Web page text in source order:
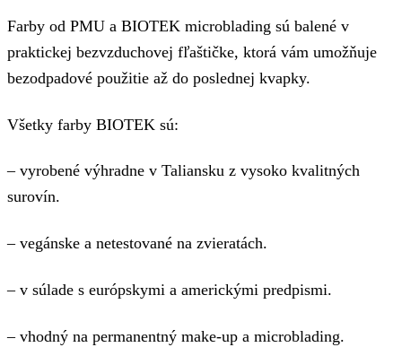
Farby od PMU a BIOTEK microblading sú balené v
praktickej bezvzduchovej fľaštičke, ktorá vám umožňuje
bezodpadové použitie až do poslednej kvapky.
Všetky farby BIOTEK sú:
– vyrobené výhradne v Taliansku z vysoko kvalitných
surovín.
– vegánske a netestované na zvieratách.
– v súlade s európskymi a americkými predpismi.
– vhodný na permanentný make-up a microblading.